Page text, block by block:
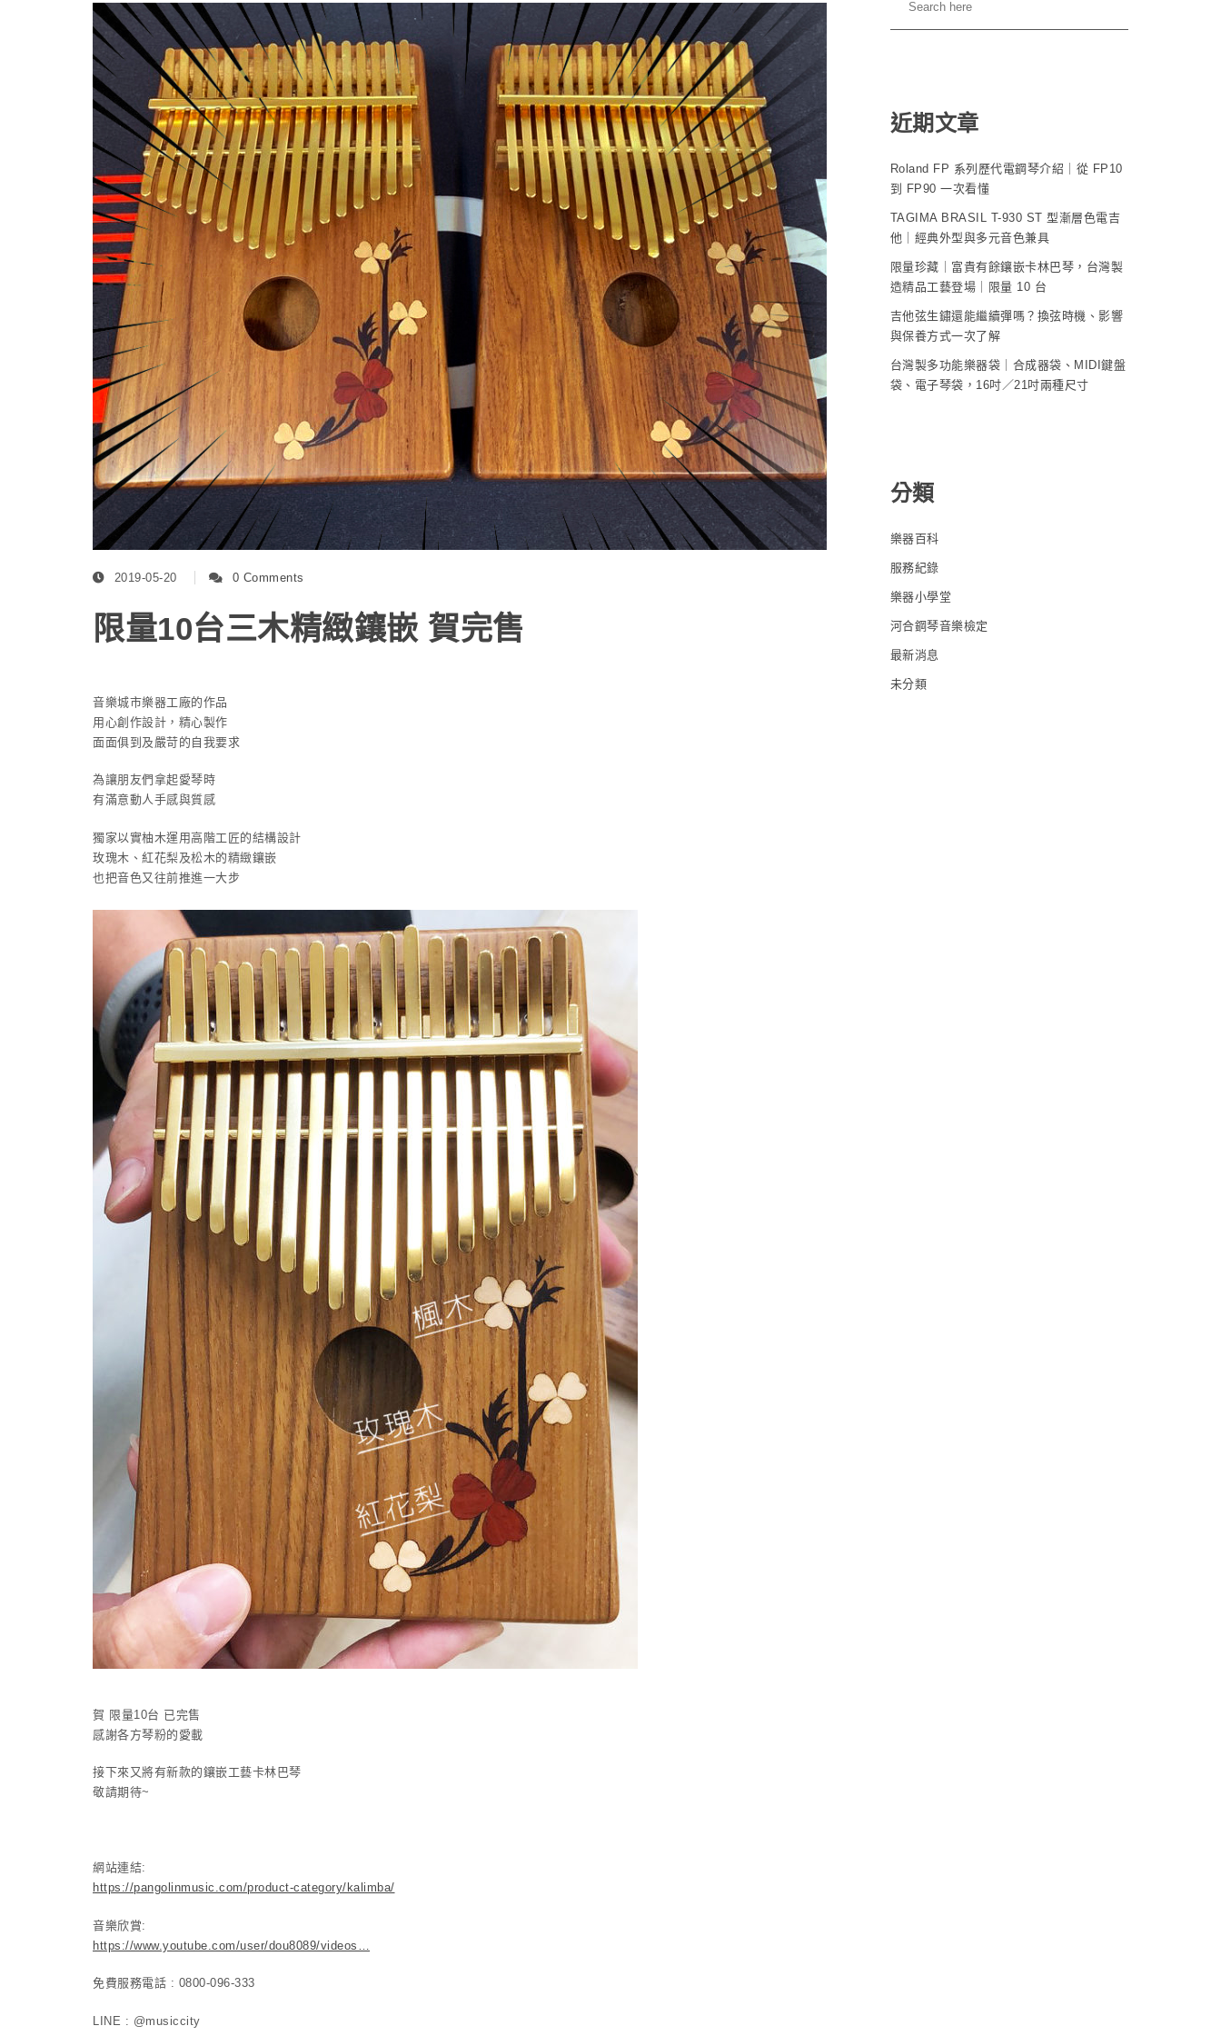
2019-05-20 0 Comments
限量10台三木精緻鑲嵌 賀完售
音樂城市樂器工廠的作品
用心創作設計，精心製作
面面俱到及嚴苛的自我要求
為讓朋友們拿起愛琴時
有滿意動人手感與質感
獨家以實柚木運用高階工匠的結構設計
玫瑰木、紅花梨及松木的精緻鑲嵌
也把音色又往前推進一大步
賀 限量10台 已完售
感謝各方琴粉的愛載
接下來又將有新款的鑲嵌工藝卡林巴琴
敬請期待~
網站連結:
https://pangolinmusic.com/product-category/kalimba/
音樂欣賞:
https://www.youtube.com/user/dou8089/videos…
免費服務電話 : 0800-096-333
LINE : @musiccity
近期文章
Roland FP 系列歷代電鋼琴介紹｜從 FP10
到 FP90 一次看懂
TAGIMA BRASIL T-930 ST 型漸層色電吉
他｜經典外型與多元音色兼具
限量珍藏｜富貴有餘鑲嵌卡林巴琴，台灣製
造精品工藝登場｜限量 10 台
吉他弦生鏽還能繼續彈嗎？換弦時機、影響
與保養方式一次了解
台灣製多功能樂器袋｜合成器袋、MIDI鍵盤
袋、電子琴袋，16吋／21吋兩種尺寸
分類
樂器百科
服務紀錄
樂器小學堂
河合鋼琴音樂檢定
最新消息
未分類